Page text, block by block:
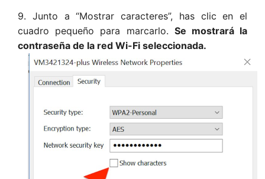
9. Junto a “Mostrar caracteres”, has clic en el
cuadro pequeño para marcarlo. Se mostrará la
contraseña de la red Wi-Fi seleccionada.